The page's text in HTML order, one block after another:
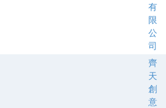
有
限
公
司
齊
天
創
意